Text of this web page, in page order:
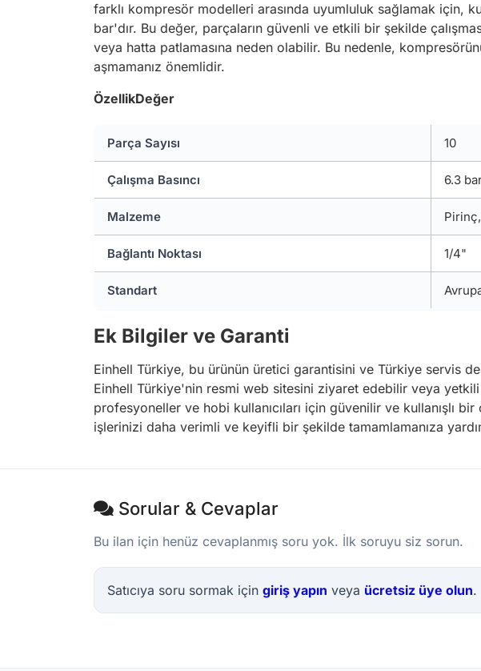
farklı kompresör modelleri arasında uyumluluk sağlamak için,
bar'dır. Bu değer, parçaların güvenli ve etkili bir şekilde
veya hatta patlamasına neden olabilir. Bu nedenle,
aşmamanız önemlidir.
ÖzellikDeğer
Parça Sayısı 10
Çalışma Basıncı 6.3
Malzeme
Bağlantı Noktası 1/4"
Standart
Ek Bilgiler ve Garanti
Einhell Türkiye, bu ürünün üretici garantisini ve Türkiye servis
Einhell Türkiye'nin resmi web sitesini ziyaret edebilir veya yetkili
profesyoneller ve hobi kullanıcıları için güvenilir ve kullanışlı
işlerinizi daha verimli ve keyifli bir şekilde tamamlamanıza
Sorular & Cevaplar
Bu ilan için henüz cevaplanmış soru yok. İlk soruyu siz sorun.
Satıcıya soru sormak için giriş yapın veya ücretsiz üye olun.